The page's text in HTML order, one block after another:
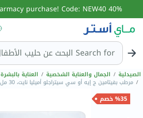
40% off 1st online pharmacy purchase! Code: NEW40
Search for البحث عن حليب الأط
الصيدلية / الجمال والعناية الشخصية / العناية بالبشرة
/ مرطب بفيتامين ج إيه أو سي سيتراجلو أميليا نايت، 30 مل
%35 خصم